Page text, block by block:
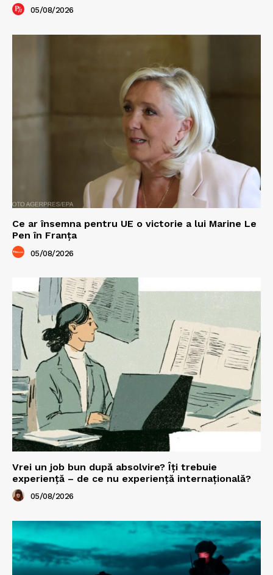
05/08/2026
Ce ar însemna pentru UE o victorie a lui Marine Le
Pen în Franța
05/08/2026
Vrei un job bun după absolvire? Îți trebuie
experiență – de ce nu experiență internațională?
05/08/2026